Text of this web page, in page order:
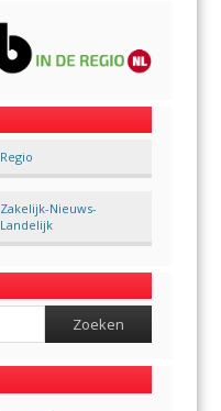
Regio
Zakelijk-Nieuws-
Landelijk